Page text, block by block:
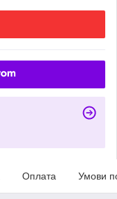
Оплата Умови